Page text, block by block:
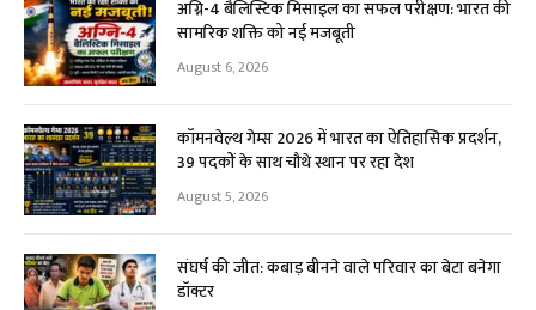
अग्नि-4 बैलिस्टिक मिसाइल का सफल परीक्षण: भारत की
सामरिक शक्ति को नई मजबूती
August 6, 2026
कॉमनवेल्थ गेम्स 2026 में भारत का ऐतिहासिक प्रदर्शन,
39 पदकों के साथ चौथे स्थान पर रहा देश
August 5, 2026
संघर्ष की जीत: कबाड़ बीनने वाले परिवार का बेटा बनेगा
डॉक्टर